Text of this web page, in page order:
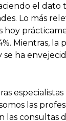
el dato
Lo más
hoy
Mientras, la
ha
las
las consultas